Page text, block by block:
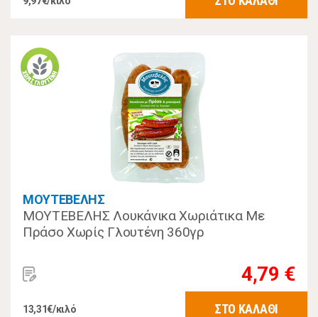
ΜΟΥΤΕΒΕΛΗΣ
ΜΟΥΤΕΒΕΛΗΣ Λουκάνικα Χωριάτικα Με
Πράσο Χωρίς Γλουτένη 360γρ
4,79 €
13,31€/κιλό ΣΤΟ ΚΑΛΑΘΙ